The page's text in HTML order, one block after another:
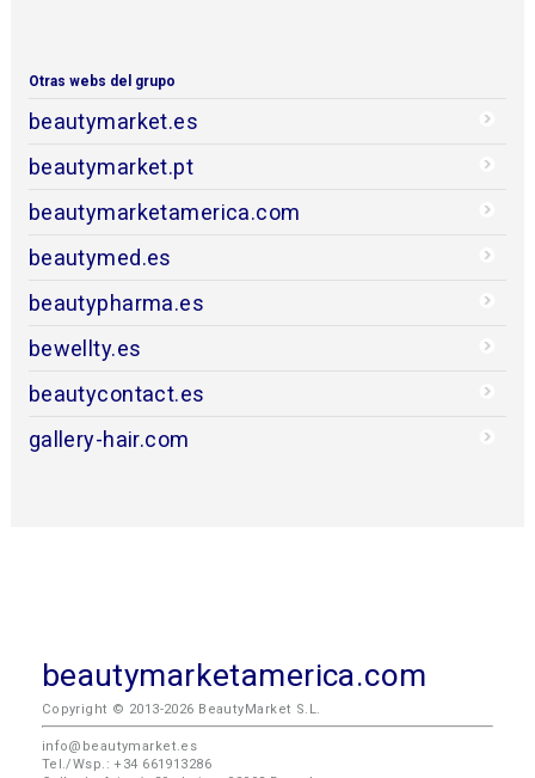
Otras webs del grupo
beautymarket.es
beautymarket.pt
beautymarketamerica.com
beautymed.es
beautypharma.es
bewellty.es
beautycontact.es
gallery-hair.com
beautymarketamerica.com
Copyright © 2013-2026 BeautyMarket S.L.
info@beautymarket.es
Tel./Wsp.: +34 661913286